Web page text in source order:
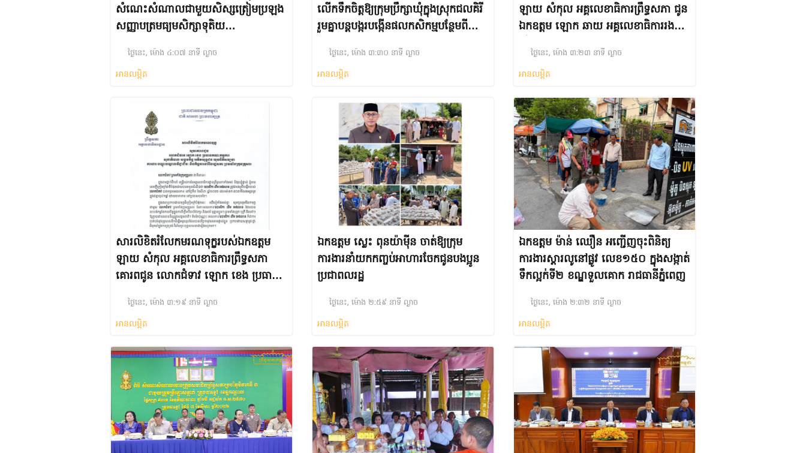
សំណេះសំណាលជាមួយសិស្សត្រៀមប្រឡង
សញ្ញាបត្រមធ្យមសិក្សាទុតិយ
ភូមិ២០២៥-២០២៦
ថ្ងៃនេះ, ម៉ោង ៤:០៧ នាទី ល្ងាច
អានលម្អិត
លើកទឹកចិត្តឱ្យក្រុមប្រឹក្សាឃុំក្នុងស្រុកជលគិរី
រួមគ្នាបន្តបង្ករបង្កើនផលកសិកម្មបន្ថែមពីលើ
មុខរបបសព្វថ្ងៃ ដើម្បីឱ្យប្រជាពលរដ្ឋមាន
ជីវភាពធូរធារ
ថ្ងៃនេះ, ម៉ោង ៣:៣០ នាទី ល្ងាច
អានលម្អិត
ឡាយ សំកុល អគ្គលេខាធិការព្រឹទ្ធសភា ជូន
ឯកឧត្តម ឡោក ឆាយ អគ្គលេខាធិការរង
ព្រឹទ្ធសភា ព្រមទាំងក្រុមគ្រួសារ ចំពោះមរណ
ភាព ឧបាសិកា លឹម អេងលាន ត្រូវជាបង
ស្រីបង្កើតរបស់ឯកឧត្តម បានទទួលមរណ
ភាព នៅថ្ងៃទី៥ ខែសីហា ឆ្នាំ២០២៦ វេលា
ម៉ោង១:៥០នាទី រំលងអធ្រាត្រ ក្នុង
ជន្មាយុ៨១ឆ្នាំ ដោយរោគាពាធ នៅ
ប្រទេសបារាំង
ថ្ងៃនេះ, ម៉ោង ៣:២៣ នាទី ល្ងាច
អានលម្អិត
សារលិខិតរំលែកមរណទុក្ខរបស់ឯកឧត្តម
ឡាយ សំកុល អគ្គលេខាធិការព្រឹទ្ធសភា
គោរពជូន លោកជំទាវ ឡោក ខេង ប្រធាន
គណៈកម្មការ សុខាភិបាល សង្គមកិច្ច អតីត
យុទ្ធជន យុវនីតិសម្បទា ការងារ បណ្តុះ
បណ្តាលវិជ្ជាជីវៈ និងកិច្ចការនារី នៃរដ្ឋសភា
ព្រមទាំងក្រុមគ្រួសារ ចំពោះមរណភាពឧបា
សិកា លឹម អេងលាន ត្រូវជាបងស្រីបង្កើត
របស់លោកជំទាវ បានទទួលមរណភាពនៅ
ថ្ងៃទី៥ ខែសីហា ឆ្នាំ២០២៦ វេលា
ម៉ោង១:៥០នាទីរំលងអធ្រាត្រ ក្នុង
ជន្មាយុ៨១ឆ្នាំ ដោយរោគាពាធ នៅ
ប្រទេសបារាំង
ថ្ងៃនេះ, ម៉ោង ៣:១៩ នាទី ល្ងាច
អានលម្អិត
ឯកឧត្តម ស្លេះ ពុនយ៉ាម៉ីន ចាត់ឱ្យក្រុម
ការងារនាំយកកញ្ចប់អាហារចែកជូនបងប្អូន
ប្រជាពលរដ្ឋ
ថ្ងៃនេះ, ម៉ោង ២:៥៩ នាទី ល្ងាច
អានលម្អិត
ឯកឧត្តម ម៉ាន់ ឈឿន អញ្ជើញចុះពិនិត្យ
ការងារស្តារលូនៅផ្លូវ លេខ១៥០ ក្នុងសង្កាត់
ទឹកល្អក់ទី២ ខណ្ឌទួលគោក រាជធានីភ្នំពេញ
ថ្ងៃនេះ, ម៉ោង ២:៣២ នាទី ល្ងាច
អានលម្អិត